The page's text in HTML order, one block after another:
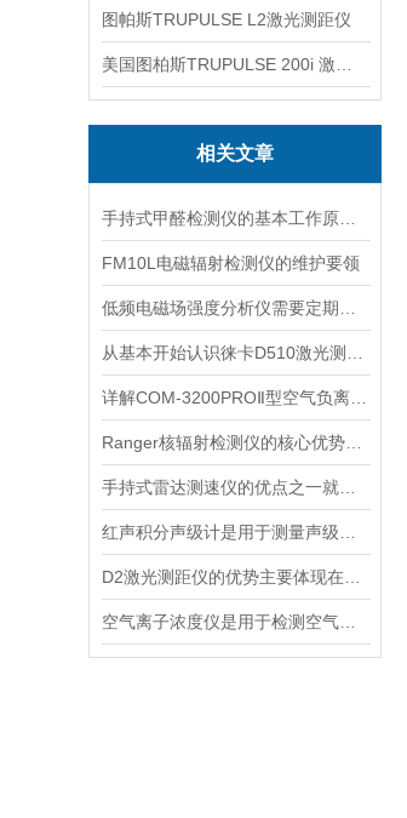
图帕斯TRUPULSE L2激光测距仪
相关文章
FM10L电磁辐射检测仪的维护要领